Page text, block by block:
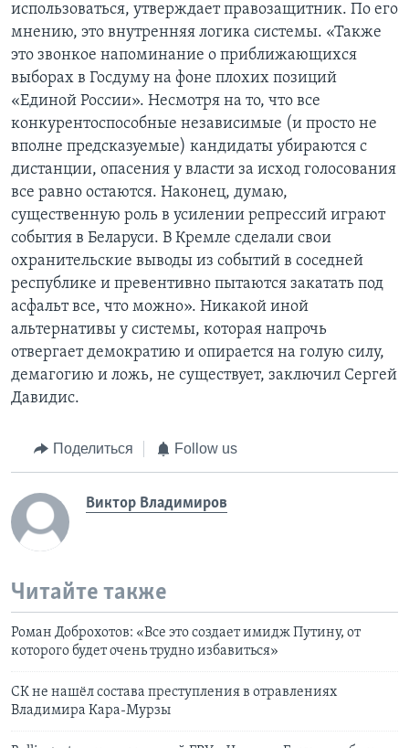
использоваться, утверждает правозащитник. По его
мнению, это внутренняя логика системы. «Также
это звонкое напоминание о приближающихся
выборах в Госдуму на фоне плохих позиций
«Единой России». Несмотря на то, что все
конкурентоспособные независимые (и просто не
вполне предсказуемые) кандидаты убираются с
дистанции, опасения у власти за исход голосования
все равно остаются. Наконец, думаю,
существенную роль в усилении репрессий играют
события в Беларуси. В Кремле сделали свои
охранительские выводы из событий в соседней
республике и превентивно пытаются закатать под
асфальт все, что можно». Никакой иной
альтернативы у системы, которая напрочь
отвергает демократию и опирается на голую силу,
демагогию и ложь, не существует, заключил Сергей
Давидис.
Поделиться Follow us
Виктор Владимиров
Читайте также
Роман Доброхотов: «Все это создает имидж Путину, от
которого будет очень трудно избавиться»
СК не нашёл состава преступления в отравлениях
Владимира Кара-Мурзы